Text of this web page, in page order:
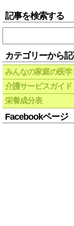
記事を検索する
カテゴリーから
みんなの家庭の医学
介護サービスガイド
栄養成分表
Facebookページ